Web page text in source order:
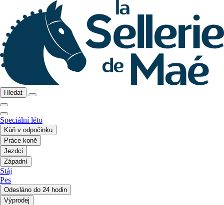
Hledat
Speciální léto
Kůň v odpočinku
Práce koně
Jezdci
Západní
Stáj
Pes
Odesláno do 24 hodin
Výprodej